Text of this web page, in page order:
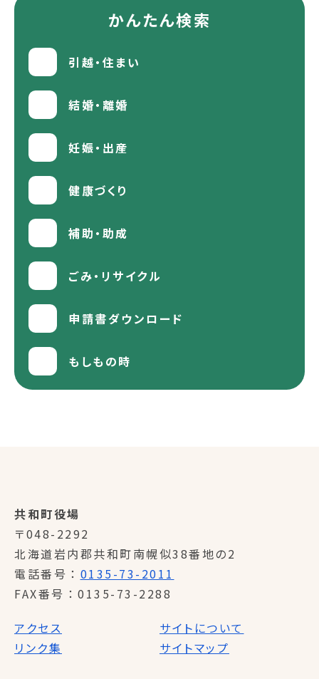
かんたん検索
引越・住まい
結婚・離婚
妊娠・出産
健康づくり
補助・助成
ごみ・リサイクル
申請書ダウンロード
もしもの時
共和町役場
〒048-2292
北海道岩内郡共和町南幌似38番地の2
電話番号
0135-73-2011
FAX番号
0135-73-2288
アクセス
サイトについて
リンク集
サイトマップ